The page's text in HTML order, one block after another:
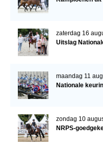
zaterdag 16
Uitslag
maandag 11
Nationale
zondag 10
NRPS-